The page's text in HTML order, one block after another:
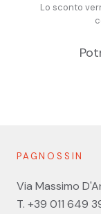
Lo sconto
PAGNOSSIN
Via Massimo
T. +39 011 649